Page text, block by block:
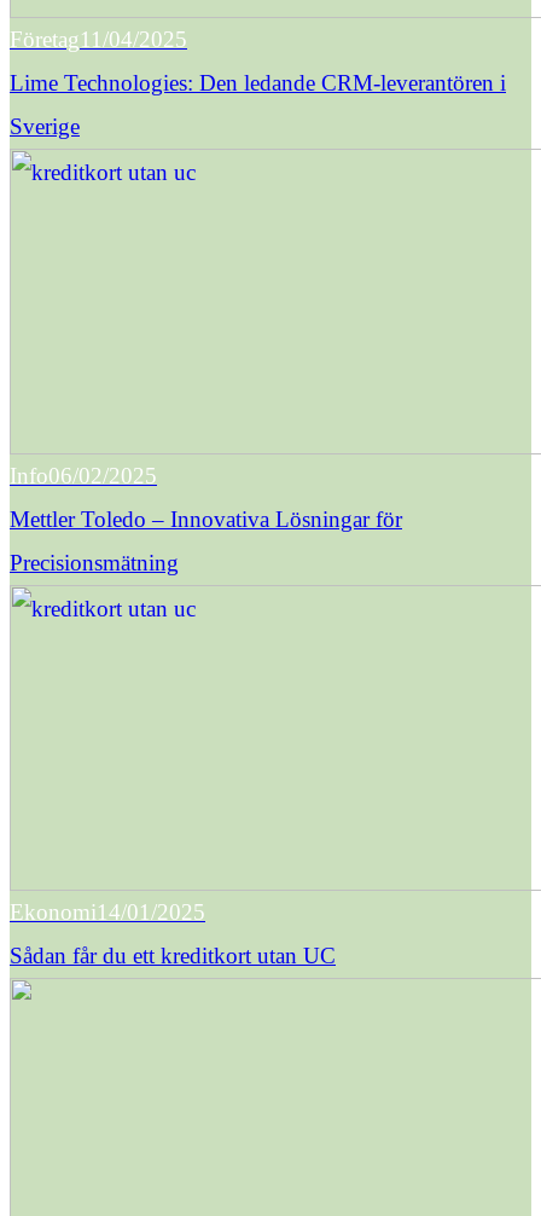
Företag11/04/2025
Lime Technologies: Den ledande CRM-leverantören i
Sverige
Info06/02/2025
Mettler Toledo – Innovativa Lösningar för
Precisionsmätning
Ekonomi14/01/2025
Sådan får du ett kreditkort utan UC